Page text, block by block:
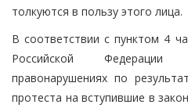
толкуются в пользу этого лица.
В соответствии с пунктом 4
Российской Федерации
правонарушениях по
протеста на вступившие в